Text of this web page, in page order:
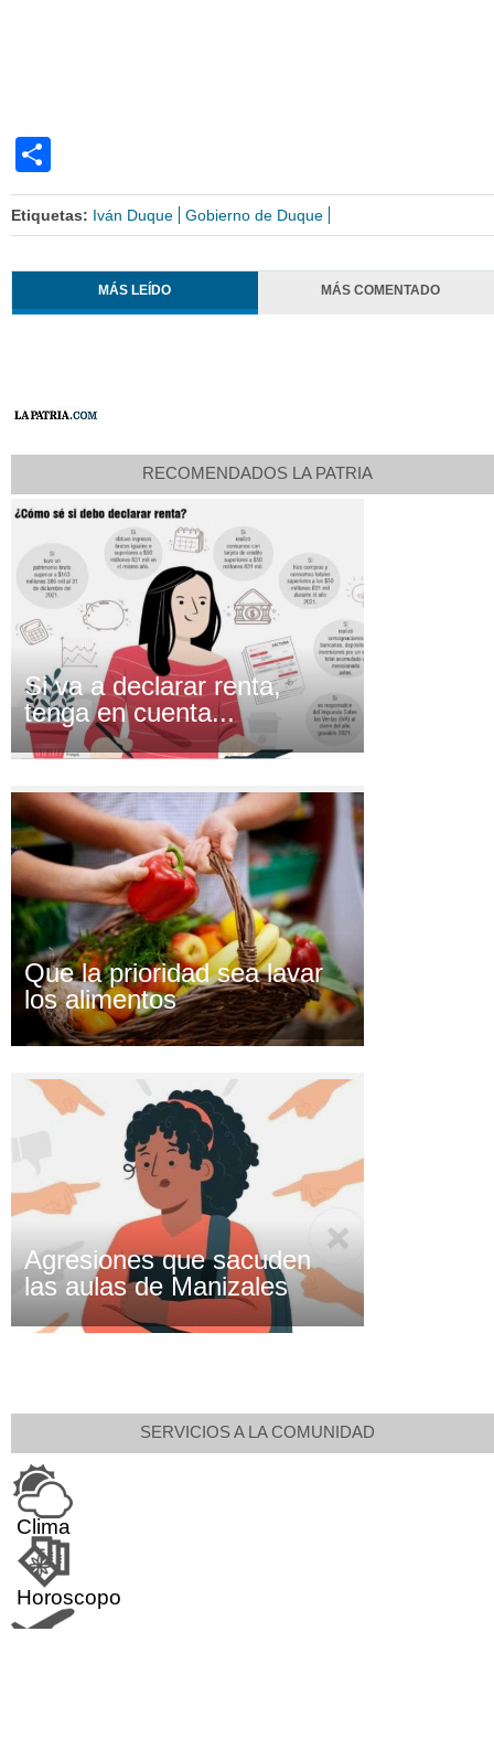
Etiquetas: Iván Duque Gobierno de Duque
MÁS LEÍDO MÁS COMENTADO
RECOMENDADOS LA PATRIA
Si va a declarar renta,
tenga en cuenta...
Que la prioridad sea lavar
los alimentos
Agresiones que sacuden
las aulas de Manizales
SERVICIOS A LA COMUNIDAD
Clima
Horoscopo